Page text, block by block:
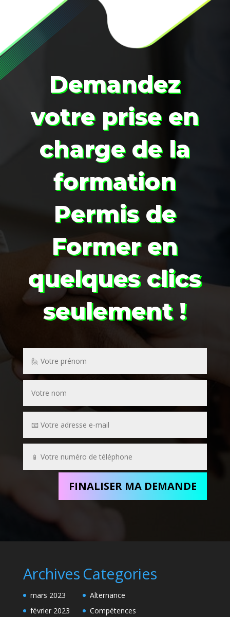
Demandez
votre prise en
charge de la
formation
Permis de
Formeren
quelques clics
seulement !
FINALISER MA DEMANDE
Archives
mars 2023
février 2023
Categories
Alternance
Compétences